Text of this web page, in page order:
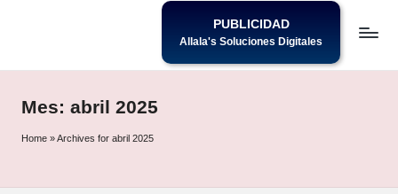
PUBLICIDAD
Allala's Soluciones Digitales
Mes: abril 2025
Home »Archives for abril 2025